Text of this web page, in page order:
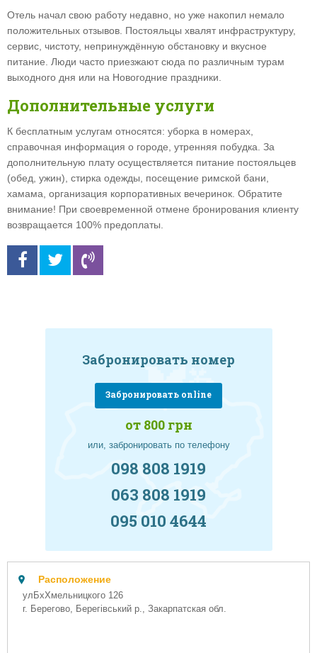
Отель начал свою работу недавно, но уже накопил немало
положительных отзывов. Постояльцы хвалят инфраструктуру,
сервис, чистоту, непринуждённую обстановку и вкусное
питание. Люди часто приезжают сюда по различным турам
выходного дня или на Новогодние праздники.
Дополнительные услуги
К бесплатным услугам относятся: уборка в номерах,
справочная информация о городе, утренняя побудка. За
дополнительную плату осуществляется питание постояльцев
(обед, ужин), стирка одежды, посещение римской бани,
хамама, организация корпоративных вечеринок. Обратите
внимание! При своевременной отмене бронирования клиенту
возвращается 100% предоплаты.
Забронировать номер
Забронировать online
от 800 грн
или, забронировать по телефону
098 808 1919
063 808 1919
095 010 4644
Расположение
улБхХмельницкого 126
г. Берегово, Берегівський р., Закарпатская обл.